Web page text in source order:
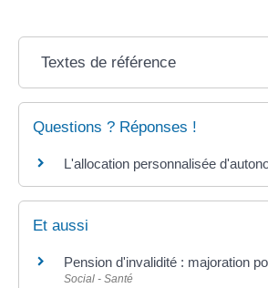
Textes de référence
Questions ? Réponses !
L'allocation personnalisée
Et aussi
Pension d'invalidité : majoration
Social - Santé